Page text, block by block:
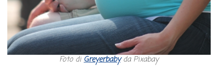
Foto di Greyerbabyda Pixabay